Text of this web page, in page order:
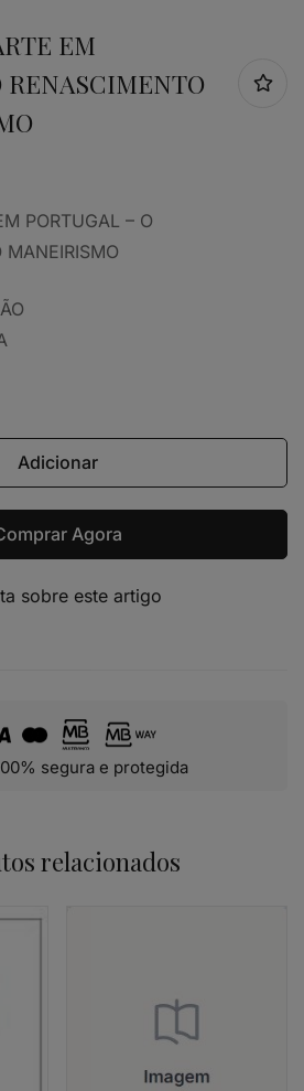
EM
RENASCIMENTO
PORTUGAL – O
MANEIRISMO
Adicionar
Agora
sobre este artigo
segura e protegida
relacionados